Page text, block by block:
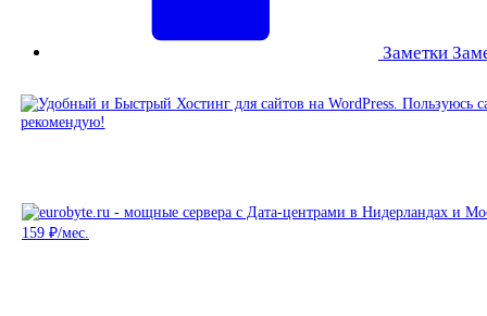
Заметки